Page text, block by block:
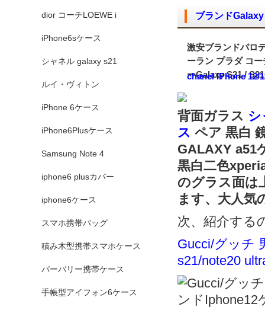
ブランド
激安ブランドパロ
ーラン プラダ コ
ーGalaxy S21 /
chanel IPhone 12/
背面ガラス
ス ペア 黒白
GALAXY a51
黒白二色
のグラス面は
ます、大人気
次、紹介する
Gucci/グッチ
s21/note20
dior コーチLOEWE i
iPhone6sケース
シャネル galaxy s21
ルイ・ヴィトン
iPhone 6ケース
iPhone6Plusケース
Samsung Note 4
iphone6 plusカバー
iphone6ケース
スマホ携帯バッグ
積み木型携帯スマホケース
バーバリー携帯ケース
手帳型アイフォン6ケース